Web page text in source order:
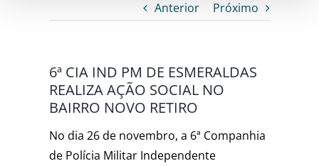
Anterior Próximo
6ª CIA IND PM DE ESMERALDAS
REALIZA AÇÃO SOCIAL NO
BAIRRO NOVO RETIRO
No dia 26 de novembro, a 6ª Companhia
de Polícia Militar Independente